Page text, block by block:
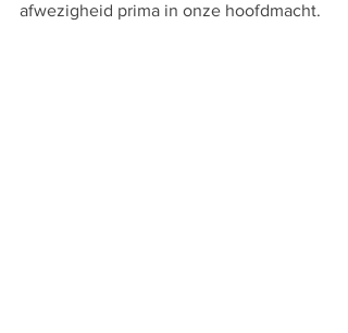
afwezigheid prima in onze hoofdmacht.